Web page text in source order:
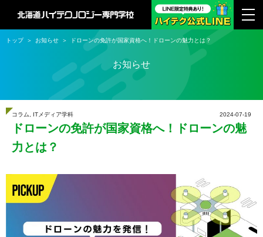
お知らせ
トップ お知らせ ドローンの免許が国家資格へ！ドローンの魅力とは？
2024-07-19
コラム ITメディア学科
ドローンの免許が国家資格へ！ドローンの魅
力とは？